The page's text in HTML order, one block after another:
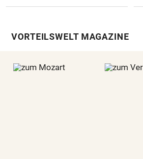
VORTEILSWELT MAGAZINE